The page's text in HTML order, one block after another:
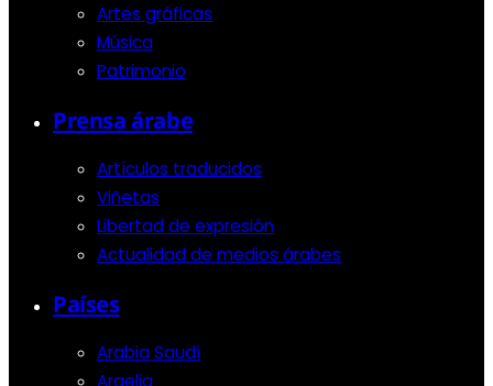
Artes gráficas
Música
Patrimonio
Prensa árabe
Artículos traducidos
Viñetas
Libertad de expresión
Actualidad de medios árabes
Países
Arabia Saudí